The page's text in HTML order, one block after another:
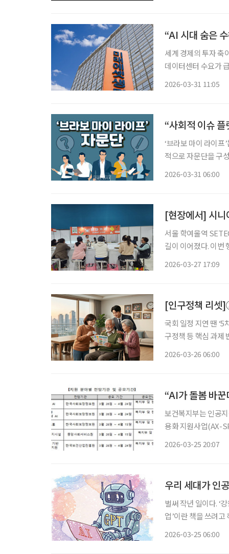
세계 경제의 투자 축
데이터센터 수요가
2026-03-31 11:05
“사회적 이슈
‘브라보 마이 라이
적으로 자문단을 구
2026-03-31 06:00
[현장에서] 시니
서울 학여울역
길이 이어졌다. 이번
2026-03-27 17:09
[인구정책 리셋
국회 일정 지연 땐
구정책 등 핵심 과제 반영 여부 주목 정부의 인구전략
2026-03-26 06:00
보건복지부는 인공
용화 지원사업(AX-
2026-03-25 20:07
우리 세대가 인
벌써 작년 일이다. ‘
업’이란 책을 쓰려
2026-03-25 06:00